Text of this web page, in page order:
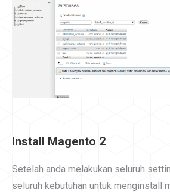
Install Magento 2
Setelah anda melakukan seluruh
seluruh kebutuhan untuk menginstall